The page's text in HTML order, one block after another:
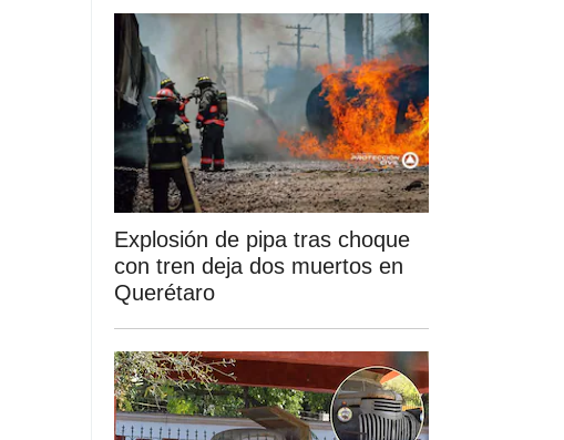
Explosión de pipa tras choque
con tren deja dos muertos en
Querétaro